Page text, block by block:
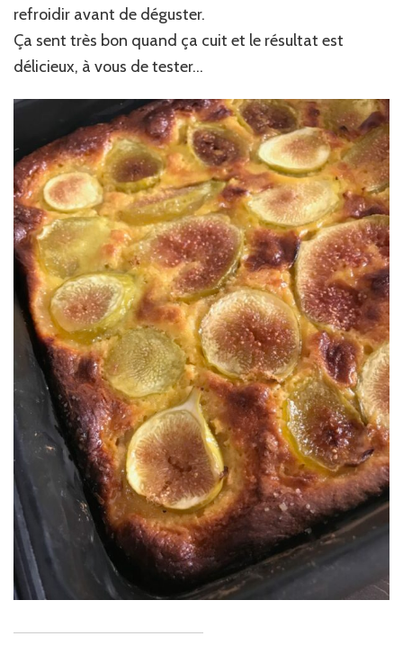
refroidir avant de déguster.
Ça sent très bon quand ça cuit et le résultat est
délicieux, à vous de tester…